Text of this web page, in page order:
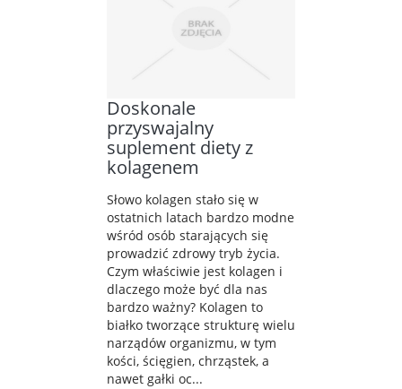
Doskonale
przyswajalny
suplement diety z
kolagenem
Słowo kolagen stało się w
ostatnich latach bardzo modne
wśród osób starających się
prowadzić zdrowy tryb życia.
Czym właściwie jest kolagen i
dlaczego może być dla nas
bardzo ważny? Kolagen to
białko tworzące strukturę wielu
narządów organizmu, w tym
kości, ścięgien, chrząstek, a
nawet gałki oc...